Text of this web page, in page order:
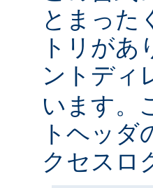
とまった
トリがあ
ントディ
います。
トヘッダ
クセスロ